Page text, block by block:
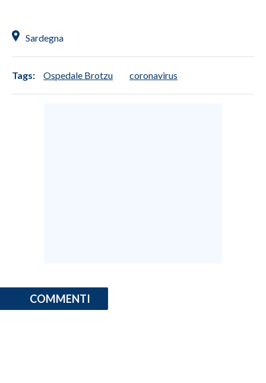
ANNUNCI
Sardegna
Tags: Ospedale Brotzu coronavirus
COMMENTI